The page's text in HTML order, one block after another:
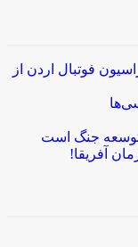
فوتبال اردن از
توسعه جنگ است